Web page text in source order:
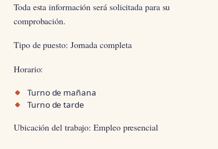
Toda esta información será solicitada para su
comprobación.
Tipo de puesto: Jornada completa
Horario:
Turno de mañana
Turno de tarde
Ubicación del trabajo: Empleo presencial